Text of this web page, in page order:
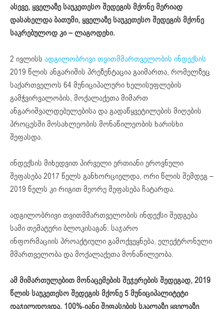
ასევე,ყველაზე საუკეთესოშედეგისმქონემერიად
დასახელდაბათუმი,ყველაზე საუკეთესოშედეგისმქონე
საკრებულოდკი–ლაგოდეხი.
2 ივლისს ადგილობრივი თვითმმართველობის ინდექსის
2019 წლის ანგარიშის პრეზენტაცია გაიმართა, რომელზეც
საქართველოს 64 მუნიციპალური ხელისუფლების
გამჭვირვალობის, მოქალაქეთა მიმართ
ანგარიშვალდებულებისა და გადაწყვეტილების მიღების
პროცესში მოსახლეობის მონაწილეობის ხარისხი
შეფასდა.
ინდექსის მიხედვით პირველი ერთიანი ეროვნული
შეფასება 2017 წელს განხორციელდა, ორი წლის შემდეგ –
2019 წელს კი რიგით მეორე შეფასება ჩატარდა.
ადგილობრივი თვითმმართველობის ინდექსი შედგება
სამი თემატური ბლოკისაგან: საჯარო
ინფორმაციის პროაქტიული გამოქვეყნება, ელექტრონული
მმართველობა და მოქალაქეთა მონაწილეობა.
ამმიმართულებითმონაცემებისშეჯერებისშედეგად,2019
წლის საუკეთესოშედეგისმქონე5მუნიციპალიტეტი
დაჯილდოვდა. 100%-იანიშეფასების სკალაზეყველაზე